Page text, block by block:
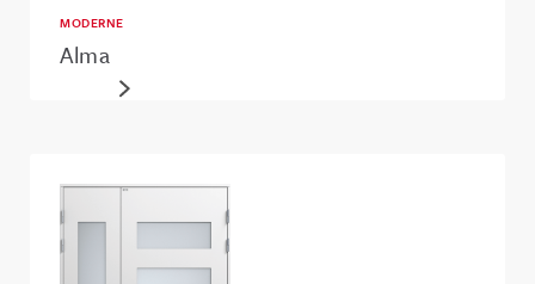
MODERNE
Alma